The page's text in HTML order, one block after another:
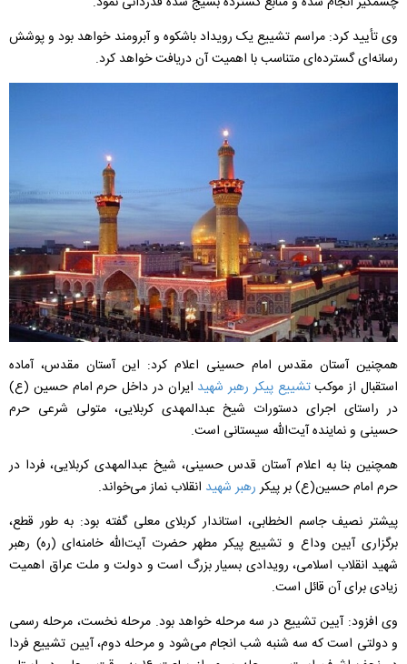
وی تأیید کرد: مراسم تشییع یک رویداد باشکوه و آبرومند خواهد بود و پوشش
رسانه‌ای گسترده‌ای متناسب با اهمیت آن دریافت خواهد کرد.
همچنین آستان مقدس امام حسینی اعلام کرد: این آستان مقدس، آماده
استقبال از موکبتشییع پیکر رهبر شهید ایران در داخل حرم امام حسین (ع)
در راستای اجرای دستورات شیخ عبدالمهدی کربلایی،متولی شرعی حرم
حسینی و نماینده آیت‌الله سیستانی است.
همچنین بنا به اعلام آستان قدس حسینی، شیخ عبدالمهدی کربلایی، فردا در
حرم امام حسین(ع) بر پیکررهبر شهید انقلاب نماز می‌خواند.
پیشتر نصیفجاسم الخطابی، استاندار کربلای معلی گفته بود: به طور قطع،
برگزاری آیین وداع و تشییع پیکر مطهر حضرت آیت‌الله خامنه‌ای (ره) رهبر
شهید انقلاب اسلامی، رویدادی بسیار بزرگ است و دولت و ملت عراق اهمیت
زیادی برای آن قائل است.
وی افزود: آیین تشییع در سه مرحله خواهد بود. مرحله نخست، مرحله رسمی
و دولتی است که سه شنبه شب انجام می‌شود و مرحله دوم، آیین تشییع فردا